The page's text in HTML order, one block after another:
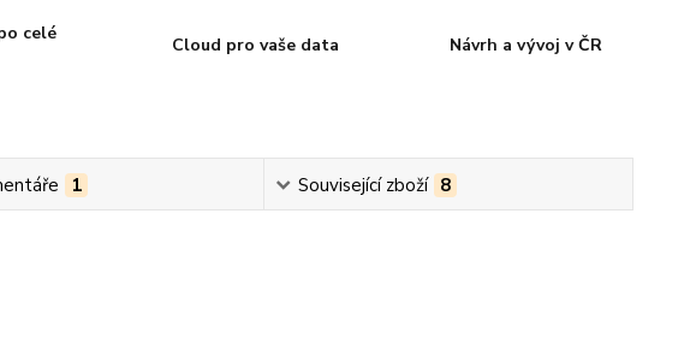
celé
Cloud pro vaše data Návrh a vývoj v ČR
1 Související zboží 8